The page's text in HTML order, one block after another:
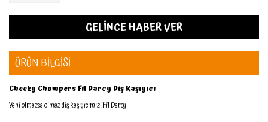
GELİNCE HABER VER
ÜRÜN BİLGİSİ
Cheeky Chompers Fil Darcy Diş Kaşıyıcı
Yeni olmazsa olmaz diş kaşıyıcımız! Fil Darcy